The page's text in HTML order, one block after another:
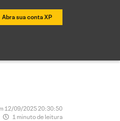
Abra sua conta XP
12/09/2025 20:30:50
1 minuto de leitura